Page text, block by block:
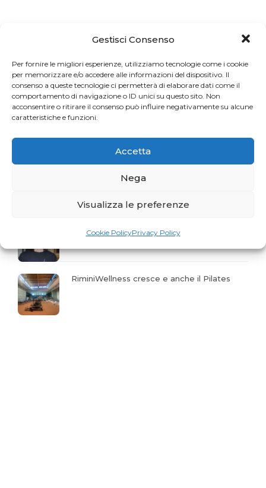
Gestisci Consenso
Per fornire le migliori esperienze, utilizziamo tecnologie come i cookie
per memorizzare e/o accedere alle informazioni del dispositivo. Il
consenso a queste tecnologie ci permetterà di elaborare dati come il
comportamento di navigazione o ID unici su questo sito. Non
acconsentire o ritirare il consenso può influire negativamente su alcune
caratteristiche e funzioni.
Accetta
Nega
Visualizza le preferenze
Cookie PolicyPrivacy Policy
Articoli recenti
Una sfida per gli appassionati del Pilates
La storia del mese. Liberarsi dal dolore
RiminiWellness cresce e anche il Pilates